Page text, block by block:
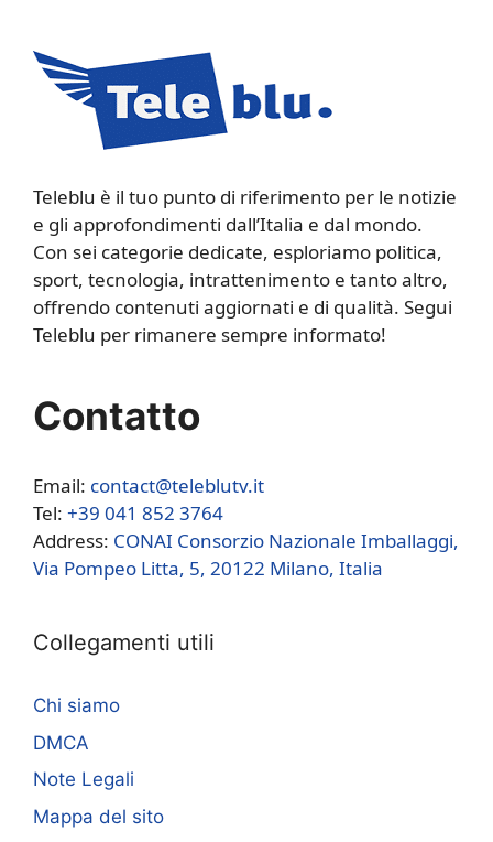
Teleblu è il tuo punto di riferimento per le notizie
e gli approfondimenti dall’Italia e dal mondo.
Con sei categorie dedicate, esploriamo politica,
sport, tecnologia, intrattenimento e tanto altro,
offrendo contenuti aggiornati e di qualità. Segui
Teleblu per rimanere sempre informato!
Contatto
Email: contact@teleblutv.it
Tel: +39 041 852 3764
Address: CONAI Consorzio Nazionale Imballaggi,
Via Pompeo Litta, 5, 20122 Milano, Italia
Collegamenti utili
Chi siamo
DMCA
Note Legali
Mappa del sito